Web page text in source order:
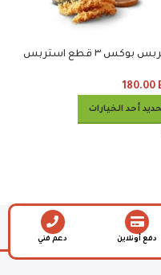
ستربس بوكس ٣ قطع استربس
180.00
أحد الخيارات
دفع أونلاين دعم فني